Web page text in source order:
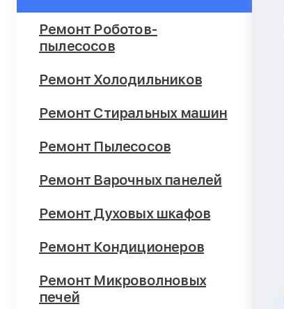
Ремонт Роботов-
пылесосов
Ремонт Холодильников
Ремонт Стиральных машин
Ремонт Пылесосов
Ремонт Варочных панелей
Ремонт Духовых шкафов
Ремонт Кондиционеров
Ремонт Микроволновых
печей